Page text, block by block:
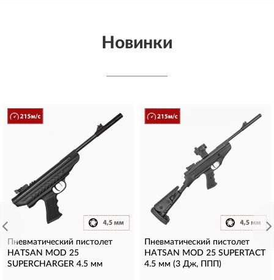
Новинки
Пневматический пистолет
HATSAN MOD 25
SUPERCHARGER 4.5 мм
Пневматический пистолет
HATSAN MOD 25 SUPERTACT
4.5 мм (3 Дж, ППП)